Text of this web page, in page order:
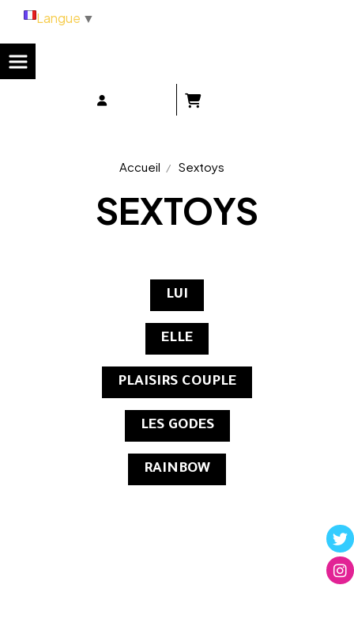
Accueil Sextoys
SEXTOYS
LUI
ELLE
PLAISIRS COUPLE
LES GODES
RAINBOW
Langue ▼